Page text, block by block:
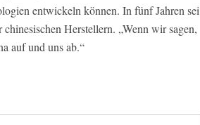
entwickeln können. In fünf Jahren sei
Herstellern. „Wenn wir sagen,
auf und uns ab.“